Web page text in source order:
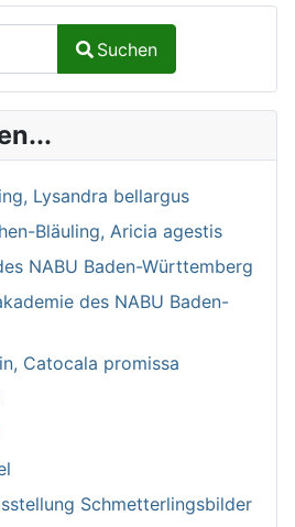
for results.
Suchen
Lysandra bellargus
Bläuling, Aricia agestis
NABU Baden-Württemberg
des NABU Baden-
Catocala promissa
Schmetterlingsbilder